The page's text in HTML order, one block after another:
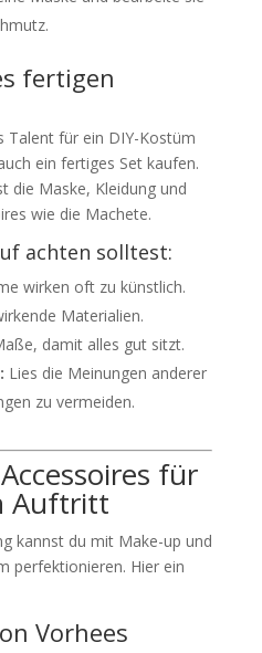
fertigen
Talent für ein DIY-Kostüm
ein fertiges Set kaufen.
die Maske, Kleidung und
wie die Machete.
achten solltest:
wirken oft zu künstlich.
Materialien.
damit alles gut sitzt.
Lies die Meinungen anderer
zu vermeiden.
für
Auftritt
kannst du mit Make-up und
perfektionieren. Hier ein
Vorhees